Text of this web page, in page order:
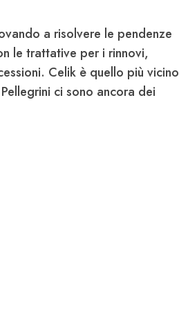
a risolvere le pendenze
le trattative per i rinnovi,
Celik è quello più vicino
ci sono ancora dei